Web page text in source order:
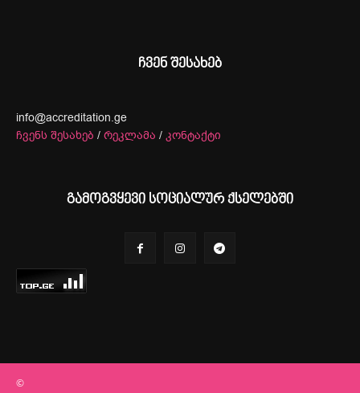
ჩვენ შესახებ
info@accreditation.ge
ჩვენს შესახებ / რეკლამა / კონტაქტი
გამოგვყევი სოციალურ ქსელებში
©